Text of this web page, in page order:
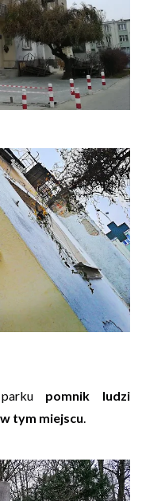
pomnik ludzi
tym miejscu